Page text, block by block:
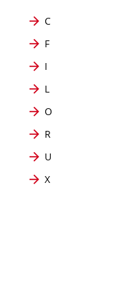
C
F
I
L
O
R
U
X